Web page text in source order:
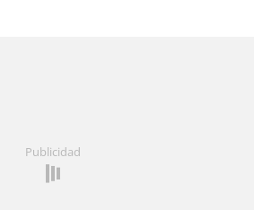
Publicidad